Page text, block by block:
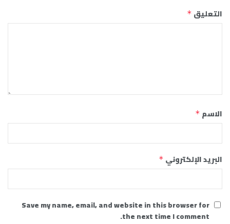
التعليق *
الاسم *
البريد الإلكتروني *
Save my name, email, and website in this browser for
the next time I comment.